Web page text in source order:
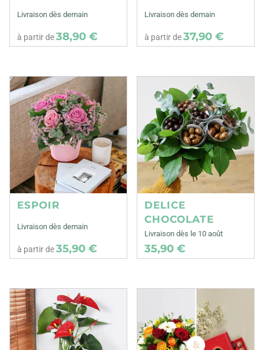
Livraison dès demain
à partir de38,90 €
Livraison dès demain
à partir de37,90 €
ESPOIR
Livraison dès demain
à partir de35,90 €
DELICE
CHOCOLATE
Livraison dès le 10 août
35,90 €